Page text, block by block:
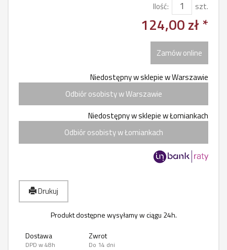
Ilość: szt.
124,00 zł *
Zamów online
Niedostępny w sklepie w Warszawie
Odbiór osobisty w Warszawie
Niedostępny w sklepie w Łomiankach
Odbiór osobisty w Łomiankach
Drukuj
Produkt dostępne wysyłamy w ciągu 24h.
Dostawa
DPD w 48h
Zwrot
Do 14 dni